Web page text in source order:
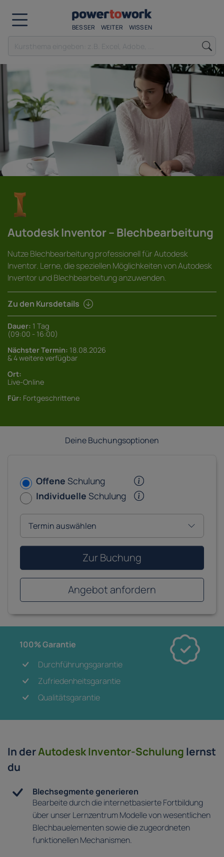
BESSER WEITER WISSEN
Autodesk Inventor – Blechbearbeitung
Nutze Blechbearbeitung professionell für Autodesk
Inventor. Lerne, die speziellen Möglichkeiten von Autodesk
Inventor und Blechbearbeitung anzuwenden.
Zu den Kursdetails
Dauer: 1 Tag
(09:00 - 16:00)
Nächster Termin: 18.08.2026
& 4 weitere verfügbar
Ort:
Live-Online
Für: Fortgeschrittene
In derAutodesk Inventor-Schulung lernst
du
Blechsegmente generieren
Bearbeite durch die internetbasierte Fortbildung
über unser Lernzentrum Modelle von wesentlichen
Blechbauelementen sowie die zugeordneten
funktionellen Mechanismen.
Deine Buchungsoptionen
Offene Schulung
Individuelle Schulung
Zur Buchung
Angebot anfordern
100% Garantie
Durchführungsgarantie
Zufriedenheitsgarantie
Qualitätsgarantie